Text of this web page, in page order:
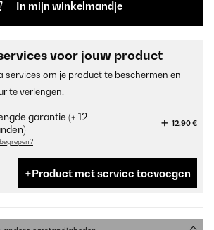
In mijn winkelmandje
voor jouw product
services om je product te beschermen en
te verlengen.
garantie (+ 12
12,90 €
Product met service toevoegen